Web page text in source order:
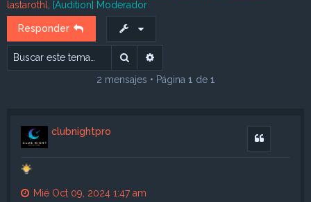
lastarothl
[Audition] Moderador
Responder
Buscar
2 mensajes • Página 1 de 1
clubnightpro
Mié Oct 09, 2024 1:47 am